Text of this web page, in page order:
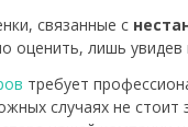
связанные с
оценить, лишь увидев
требует
случаях не